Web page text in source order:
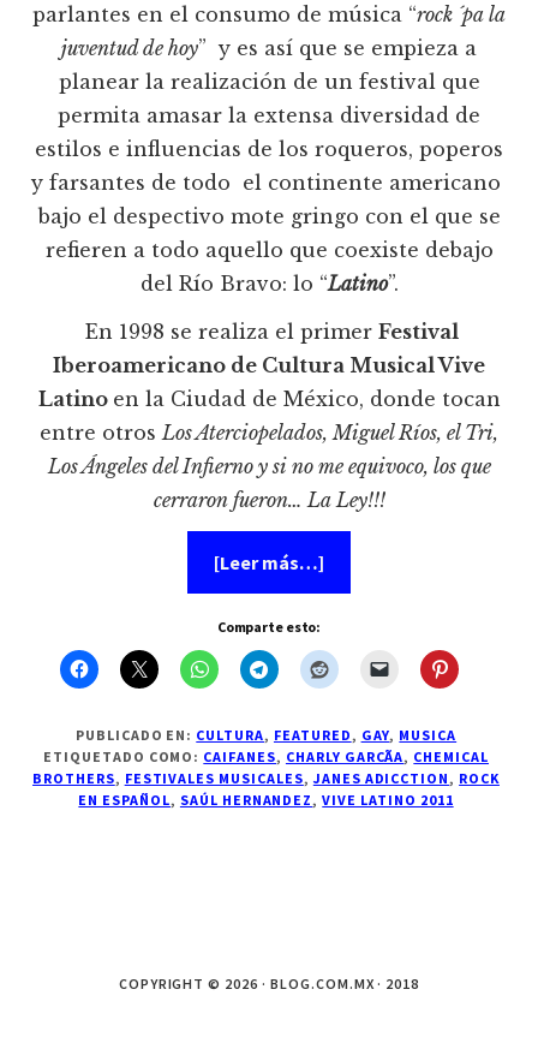
parlantes en el consumo de música “rock ´pa la
juventud de hoy” y es así que se empieza a
planear la realización de un festival que
permita amasar la extensa diversidad de
estilos e influencias de los roqueros, poperos
y farsantes de todo el continente americano
bajo el despectivo mote gringo con el que se
refieren a todo aquello que coexiste debajo
del Río Bravo: lo “Latino”.
En 1998 se realiza el primer Festival
Iberoamericano de Cultura Musical Vive
Latino en la Ciudad de México, donde tocan
entre otros Los Aterciopelados, Miguel Ríos, el Tri,
Los Ángeles del Infierno y si no me equivoco, los que
cerraron fueron… La Ley!!!
[Leer más…]
Larga
Vive
Latino
Comparte esto:
PUBLICADO EN: CULTURA, FEATURED , GAY, MUSICA
ETIQUETADO COMO: CAIFANES, CHARLY GARCÃ­A, CHEMICAL
BROTHERS, FESTIVALES MUSICALES, JANES ADICCTION , ROCK
EN ESPAÑOL, SAÚL HERNANDEZ ,VIVE LATINO 2011
COPYRIGHT © 2026 · BLOG.COM.MX · 2018